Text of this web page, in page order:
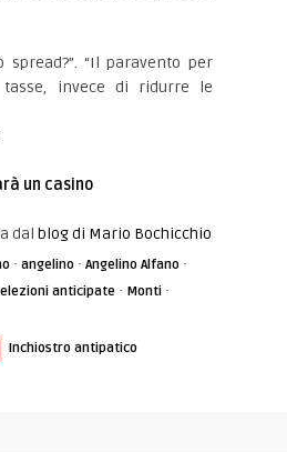
spread?”. “Il paravento per
invece di ridurre le
un casino
dalblog di Mario Bochicchio
·angelino ·Angelino Alfano ·
elezioni anticipate · Monti ·
Inchiostro antipatico